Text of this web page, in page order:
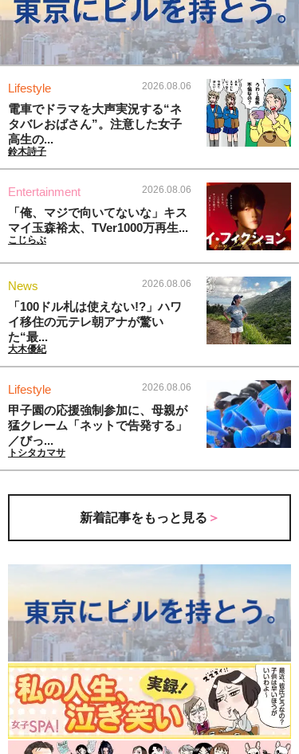
Lifestyle 2026.08.06
電車でドラマを大声実況する“ネ
タバレおばさん”。注意した女子
高生の...
鈴木詩子
Entertainment 2026.08.06
「俺、マジで向いてないな」キス
マイ玉森裕太、TVer1000万再生...
こじらぶ
News 2026.08.06
「100ドル札は使えない!?」ハワ
イ移住の元テレ朝アナが驚い
た“最...
大木優紀
Lifestyle 2026.08.06
甲子園の応援強制参加に、母親が
猛クレーム「ネットで告発する」
／びっ...
トシタカマサ
新着記事をもっと見る